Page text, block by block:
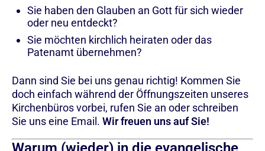
Sie haben den Glauben an Gott für sich wieder
oder neu entdeckt?
Sie möchten kirchlich heiraten oder das
Patenamt übernehmen?
Dann sind Sie bei uns genau richtig! Kommen Sie
doch einfach während der Öffnungszeiten unseres
Kirchenbüros vorbei, rufen Sie an oder schreiben
Sie uns eine Email. Wir freuen uns auf Sie!